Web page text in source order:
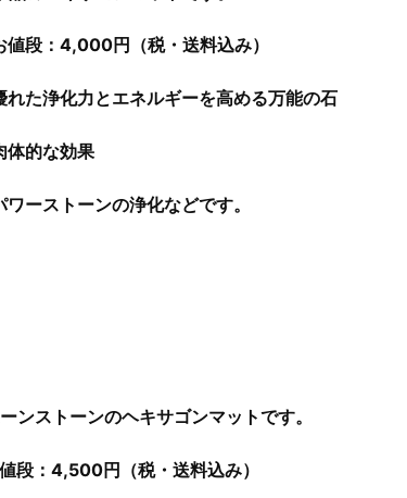
段：4,000円（税・送料込み）
れた浄化力とエネルギーを高める万能の石
体的な効果
ワーストーンの浄化などです。
ンストーンのヘキサゴンマットです。
段：4,500円（税・送料込み）